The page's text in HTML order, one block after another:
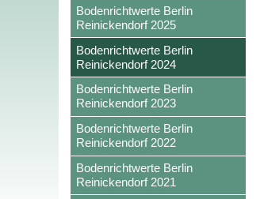
Bodenrichtwerte Berlin
Reinickendorf 2025
Bodenrichtwerte Berlin
Reinickendorf 2024
Bodenrichtwerte Berlin
Reinickendorf 2023
Bodenrichtwerte Berlin
Reinickendorf 2022
Bodenrichtwerte Berlin
Reinickendorf 2021